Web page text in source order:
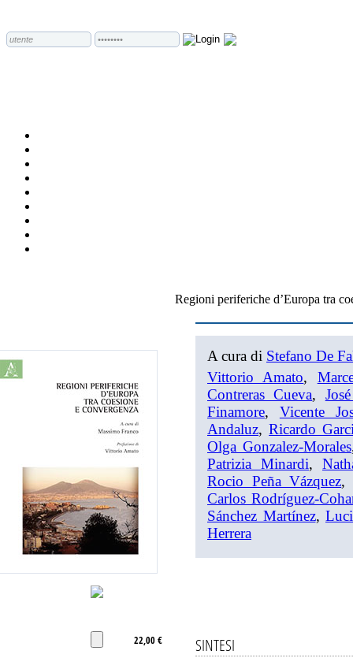
Regioni periferiche d’Europa tra
22,00 €
A cura di Stefano De
Vittorio Amato,
Contreras Cueva,
Finamore, Vicente
Andaluz,Ricardo
Olga Gonzalez-Morales
Patrizia Minardi,
Rocio Peña Vázquez,
Carlos Rodríguez-
Sánchez Martínez,
Herrera
SINTESI